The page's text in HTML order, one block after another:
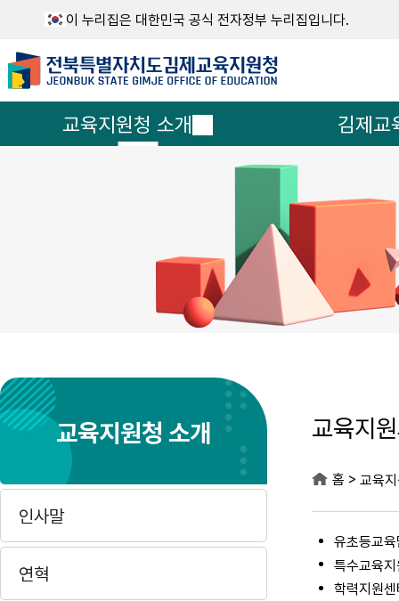
이 누리집은 대한민국 공식 전자정부 누리집입니다.
교육지원청 소개 김제교
교육지원청 소개
인사말
연혁
교육지
홈 > 교육
유초등교
특수교육
학력지원